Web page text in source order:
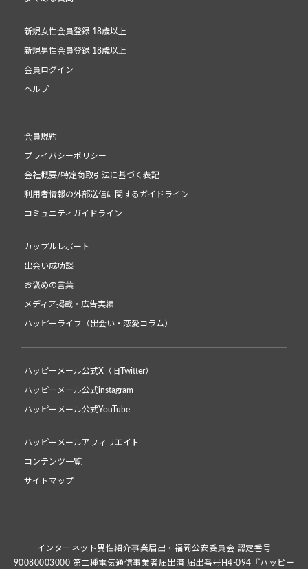
新規女性会員登録 18歳以上
新規男性会員登録 18歳以上
会員ログイン
ヘルプ
会員規約
プライバシーポリシー
会社概要/特定商取引法に基づく表記
利用者情報の外部送信に関するガイドライン
コミュニティガイドライン
カップルレポート
出会い成功談
お褒めの言葉
メディア掲載・広告実績
ハッピーライフ（出会い・恋愛コラム）
ハッピーメール公式X（旧Twitter）
ハッピーメール公式instagram
ハッピーメール公式YouTube
ハッピーメールアフィリエイト
コンテンツ一覧
サイトマップ
インターネット異性紹介事業届出・福岡公安委員会 認定番号
90080003000 第二種電気通信事業者届出済 届出番号H4-094『ハッピー